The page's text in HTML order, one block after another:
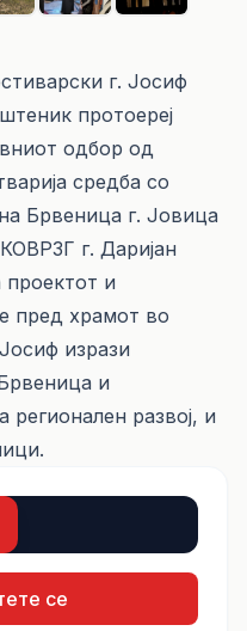
г. Јосиф
протоереј
одбор од
средба со
Брвеница г. Јовица
г. Даријан
и
пред храмот во
изрази
и
регионален развој, и
се